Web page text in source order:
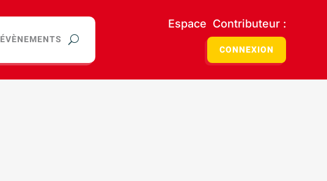
ÉVÈNEMENTS
Espace Contributeur :
CONNEXION